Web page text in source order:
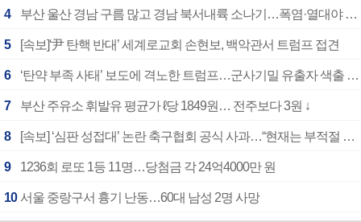
4 부산 울산 경남 구름 많고 경남 북서내륙 소나기…폭염·열대야 계속
5 [속보]‘尹 탄핵 반대’ 세계로교회 손현보, 백악관서 트럼프 접견
6 ‘탄약 부족 사태’ 보도에 격노한 트럼프…군사기밀 유출자 색출 지시
7 부산 주유소 휘발유 평균가 ℓ당 1849원… 전주보다 3원 ↓
8 [속보] ‘심판 성접대’ 논란 축구협회 공식 사과…“현재는 부적절 행위 없어”
9 1236회 로또 1등 11명…당첨금 각 24억4000만 원
10 서울 중랑구서 흉기 난동…60대 남성 2명 사망